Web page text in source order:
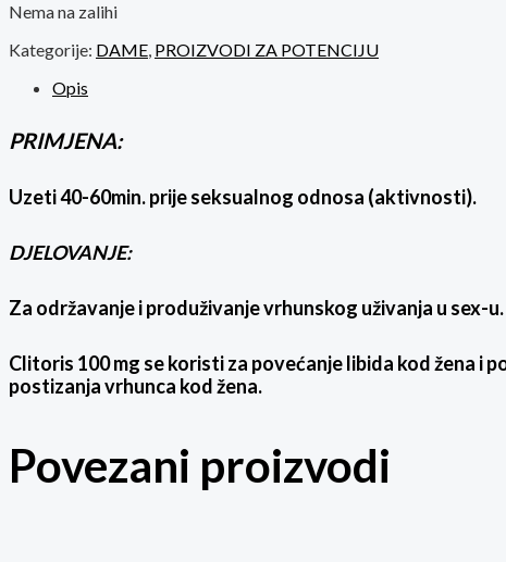
Nema na zalihi
Kategorije: DAME, PROIZVODI ZA POTENCIJU
Opis
PRIMJENA:
Uzeti 40-60min. prije seksualnog odnosa (aktivnosti).
DJELOVANJE:
Za održavanje i produživanje vrhunskog uživanja u sex-u.
Clitoris 100 mg se koristi za povećanje libida kod žena i
postizanja vrhunca kod žena.
Povezani proizvodi